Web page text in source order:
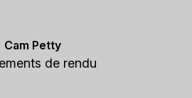
Cam Petty
de rendu